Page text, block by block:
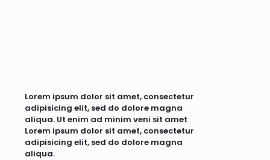
Lorem ipsum dolor sit amet, consectetur
adipisicing elit, sed do dolore magna
aliqua. Ut enim ad minim veni sit amet
Lorem ipsum dolor sit amet, consectetur
adipisicing elit, sed do dolore magna
aliqua.